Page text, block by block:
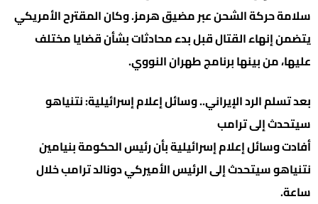
سلامة حركة الشحن عبر مضيق هرمز. وكان المقترح الأمريكي
يتضمن إنهاء القتال قبل بدء محادثات بشأن قضايا مختلف
عليها، من بينها برنامج طهران النووي.
بعد تسلم الرد الإيراني.. وسائل إعلام إسرائيلية: نتنياهو
سيتحدث إلى ترامب
أفادت وسائل إعلام إسرائيلية بأن رئيس الحكومة بنيامين
نتنياهو سيتحدث إلى الرئيس الأميركي دونالد ترامب خلال
ساعة.